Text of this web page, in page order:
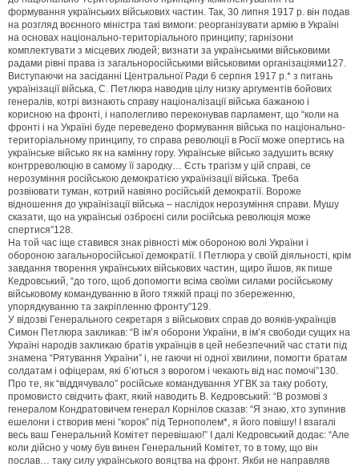
формування українських військових частин. Так, 30 липня 1917 р. він подав
на розгляд воєнного міністра такі вимоги: реорганізувати армію в Україні
на основах національно-територіального принципу; гарнізони
комплектувати з місцевих людей; визнати за українськими військовими
радами рівні права із загальноросійськими військовими організаціями127.
Виступаючи на засіданні Центральної Ради 6 серпня 1917 р.* з питань
українізації війська, С. Петлюра наводив цілу низку аргументів бойових
генералів, котрі визнають справу націоналізації війська бажаною і
корисною на фронті, і наполегливо переконував парламент, що “коли на
фронті і на Україні буде переведено формування війська по національно-
територіальному принципу, то справа революції в Росії може опертись на
українське військо як на камінну гору. Українське військо задушить всяку
контрреволюцію в самому її зародку… Єсть трагізм у цій справі, се
нерозуміння російською демократією українізації війська. Треба
розвіювати туман, котрий навіяно російській демократії. Вороже
відношення до українізації війська – наслідок нерозуміння справи. Мушу
сказати, що на українські озброєні сили російська революція може
спертися”128.
На той час іще ставився знак рівності між обороною волі України і
обороною загальноросійської демократії. І Петлюра у своїй діяльності, крім
завдання творення українських військових частин, щиро йшов, як пише
Кедровський, “до того, щоб допомогти всіма своїми силами російському
військовому командуванню в його тяжкій праці по збереженню,
упорядкуванню та закріпленню фронту”129.
У відозві Генерального секретаря з військових справ до вояків-українців
Симон Петлюра закликав: “В ім’я оборони України, в ім’я свободи сущих на
Україні народів закликаю братів українців в цей небезпечний час стати під
знамена “Рятування України” і, не гаючи ні одної хвилини, помогти братам
солдатам і офіцерам, які б’ються з ворогом і чекають від нас помочі”130.
Про те, як “віддячувало” російське командування УГВК за таку роботу,
промовисто свідчить факт, який наводить В. Кедровський: “В розмові з
генералом Кондратовичем генерал Корнілов сказав: “Я знаю, хто зупинив
ешелони і створив мені “корок” під Тернополем*, я його повішу! І взагалі
весь ваш Генеральний Комітет перевішаю!” І далі Кедровський додає: “Але
коли дійсно у чому був винен Генеральний Комітет, то в тому, що він
послав… таку силу українського вояцтва на фронт. Якби не направляв